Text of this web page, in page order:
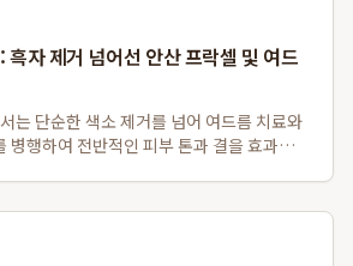
자 제거 넘어선 안산 프락셀 및 여드
는 단순한 색소 제거를 넘어 여드름 치료와
병행하여 전반적인 피부 톤과 결을 효과적
피부에 ...